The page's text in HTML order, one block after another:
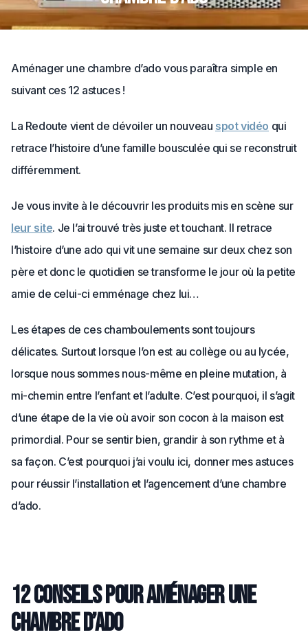
Aménager une chambre d’ado vous paraîtra simple en
suivant ces 12 astuces !
La Redoute vient de dévoiler un nouveau spot vidéo qui
retrace l’histoire d’une famille bousculée qui se reconstruit
différemment.
Je vous invite à le découvrir les produits mis en scène sur
leur site. Je l’ai trouvé très juste et touchant. Il retrace
l’histoire d’une ado qui vit une semaine sur deux chez son
père et donc le quotidien se transforme le jour où la petite
amie de celui-ci emménage chez lui…
Les étapes de ces chamboulements sont toujours
délicates. Surtout lorsque l’on est au collège ou au lycée,
lorsque nous sommes nous-même en pleine mutation, à
mi-chemin entre l’enfant et l’adulte. C’est pourquoi, il s’agit
d’une étape de la vie où avoir son cocon à la maison est
primordial. Pour se sentir bien, grandir à son rythme et à
sa façon. C’est pourquoi j’ai voulu ici, donner mes astuces
pour réussir l’installation et l’agencement d’une chambre
d’ado.
12 conseils pour aménager une
chambre d’ado